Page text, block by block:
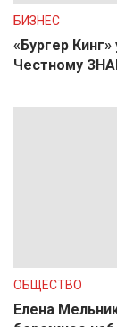
БИЗНЕС
«Бургер
Честному
ОБЩЕСТВО
Елена